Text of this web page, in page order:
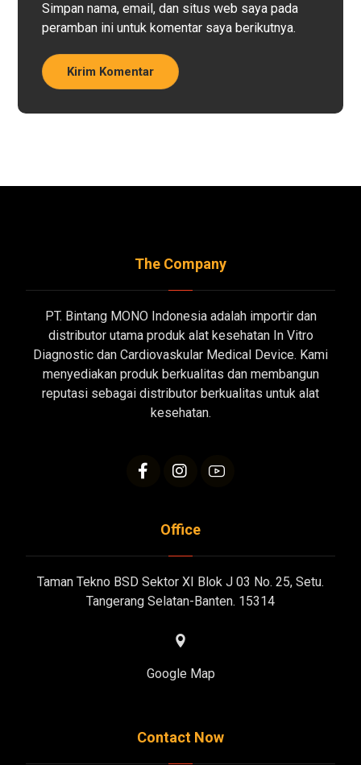
Simpan nama, email, dan situs web saya pada
peramban ini untuk komentar saya berikutnya.
Kirim Komentar
The Company
PT. Bintang MONO Indonesia adalah importir dan
distributor utama produk alat kesehatan In Vitro
Diagnostic dan Cardiovaskular Medical Device. Kami
menyediakan produk berkualitas dan membangun
reputasi sebagai distributor berkualitas untuk alat
kesehatan.
Office
Taman Tekno BSD Sektor XI Blok J 03 No. 25, Setu.
Tangerang Selatan-Banten. 15314
Google Map
Contact Now